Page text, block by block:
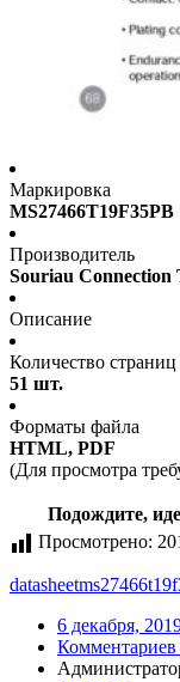
Маркировка
MS27466T19F35PB
Производитель
Souriau Connection
Описание
Количество страниц
51 шт.
Форматы файла
HTML, PDF
(Для просмотра
Подождите,
Просмотрено:
datasheet
6 декабря,
Комментариев